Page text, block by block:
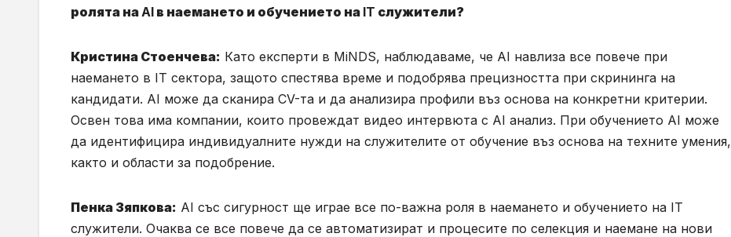
ролята на AI в наемането и обучението на IT служители?
Кристина Стоенчева: Като експерти в MiNDS, наблюдаваме, че AI навлиза все повече при
наемането в IT сектора, защото спестява време и подобрява прецизността при скрининга на
кандидати. AI може да сканира CV-та и да анализира профили въз основа на конкретни критерии.
Освен това има компании, които провеждат видео интервюта с AI анализ. При обучението AI може
да идентифицира индивидуалните нужди на служителите от обучение въз основа на техните умения,
както и области за подобрение.
Пенка Зяпкова: AI със сигурност ще играе все по-важна роля в наемането и обучението на IT
служители. Очаква се все повече да се автоматизират и процесите по селекция и наемане на нови